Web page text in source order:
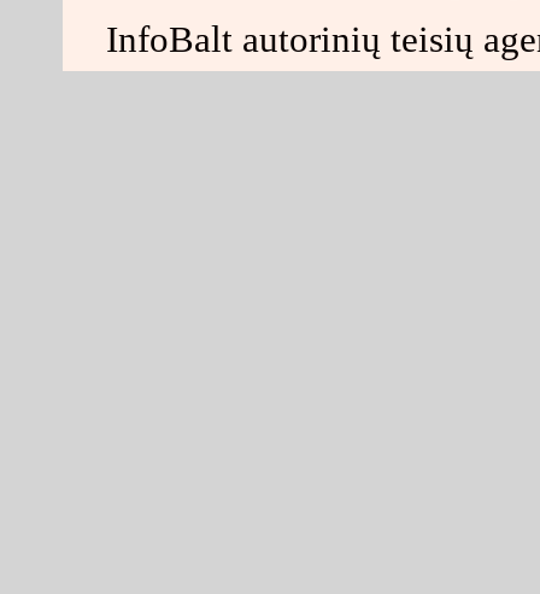
InfoBalt autorinių teisių